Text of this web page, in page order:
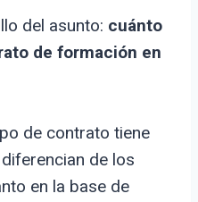
del asunto: cuánto
de formación en
de contrato tiene
de los
en la base de